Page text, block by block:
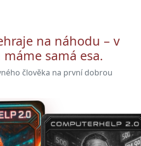
na náhodu – v
samá esa.
člověka na první dobrou